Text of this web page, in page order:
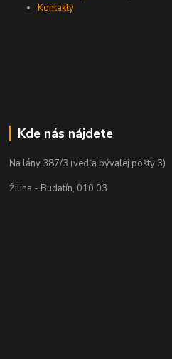
Kontakty
Kde nás nájdete
Na lány 387/3 (vedľa bývalej pošty 3)
Žilina - Budatín, 010 03